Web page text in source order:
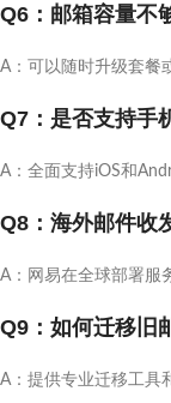
Q6：邮箱容量不
A：可以随时升级套餐
Q7：是否支持手
A：全面支持iOS和
Q8：海外邮件收
A：网易在全球部署服
Q9：如何迁移旧
A：提供专业迁移工具